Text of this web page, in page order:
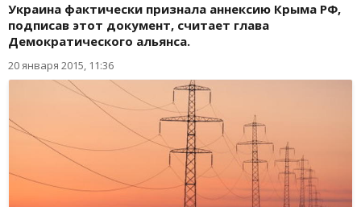
Украина фактически признала аннексию Крыма РФ,
подписав этот документ, считает глава
Демократического альянса.
20 января 2015, 11:36